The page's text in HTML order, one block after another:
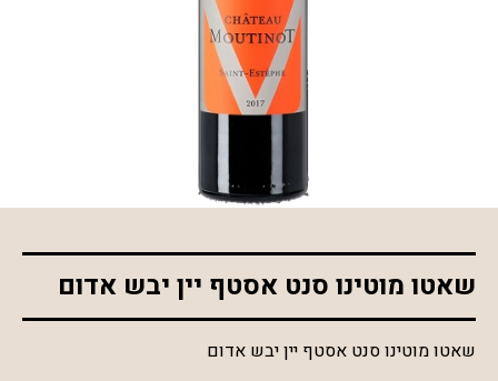
שאטו מוטינו סנט אסטף יין יבש אדום
שאטו מוטינו סנט אסטף יין יבש אדום